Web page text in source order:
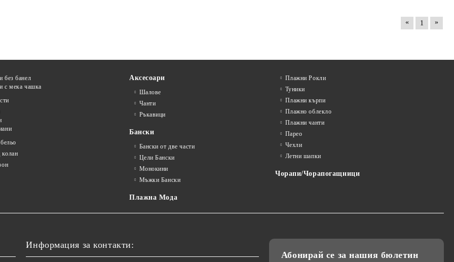
« 1 »
без банел
с мека чашка
Аксесоари
Шалове
Чанти
Ръкавици
Бански
Бански от две части
Цели Бански
Монокини
Мъжки Бански
Плажна Мода
Плажни Рокли
Туники
Плажни кърпи
Плажно облекло
Плажни чанти
Парео
Чехли
Летни шапки
Чорапи/Чорапогащници
Информация за контакти:
Абонирай се за нашия бюлетин